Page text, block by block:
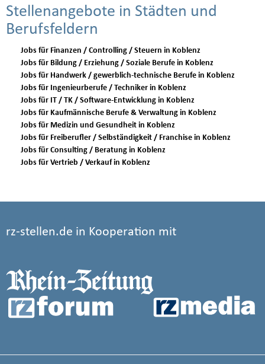
Stellenangebote in Städten und
Berufsfeldern
Jobs für Finanzen / Controlling / Steuern in Koblenz
Jobs für Bildung / Erziehung / Soziale Berufe in Koblenz
Jobs für Handwerk / gewerblich-technische Berufe in Koblenz
Jobs für Ingenieurberufe / Techniker in Koblenz
Jobs für IT / TK / Software-Entwicklung in Koblenz
Jobs für Kaufmännische Berufe & Verwaltung in Koblenz
Jobs für Medizin und Gesundheit in Koblenz
Jobs für Freiberufler / Selbständigkeit / Franchise in Koblenz
Jobs für Consulting / Beratung in Koblenz
Jobs für Vertrieb / Verkauf in Koblenz
rz-stellen.de in Kooperation mit